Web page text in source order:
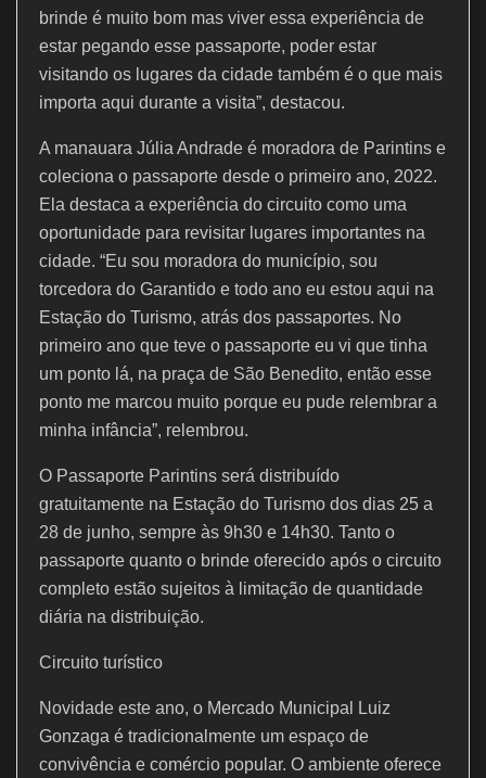
brinde é muito bom mas viver essa experiência de
estar pegando esse passaporte, poder estar
visitando os lugares da cidade também é o que mais
importa aqui durante a visita”, destacou.
A manauara Júlia Andrade é moradora de Parintins e
coleciona o passaporte desde o primeiro ano, 2022.
Ela destaca a experiência do circuito como uma
oportunidade para revisitar lugares importantes na
cidade. “Eu sou moradora do município, sou
torcedora do Garantido e todo ano eu estou aqui na
Estação do Turismo, atrás dos passaportes. No
primeiro ano que teve o passaporte eu vi que tinha
um ponto lá, na praça de São Benedito, então esse
ponto me marcou muito porque eu pude relembrar a
minha infância”, relembrou.
O Passaporte Parintins será distribuído
gratuitamente na Estação do Turismo dos dias 25 a
28 de junho, sempre às 9h30 e 14h30. Tanto o
passaporte quanto o brinde oferecido após o circuito
completo estão sujeitos à limitação de quantidade
diária na distribuição.
Circuito turístico
Novidade este ano, o Mercado Municipal Luiz
Gonzaga é tradicionalmente um espaço de
convivência e comércio popular. O ambiente oferece